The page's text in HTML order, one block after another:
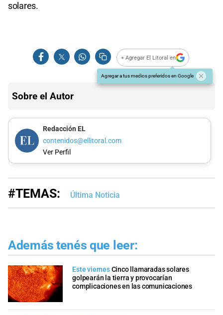
solares.
+ Agregar El Litoral en
Agregar a tus medios preferidos en Google
Sobre el Autor
Redacción EL
contenidos@ellitoral.com
Ver Perfil
#TEMAS: Última Noticia
Además tenés que leer:
Este viernesCinco llamaradas solares
golpearán la tierra y provocarían
complicaciones en las comunicaciones